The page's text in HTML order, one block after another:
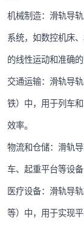
机械制造：滑轨导
系统，如数控机床
的线性运动和准确的
交通运输：滑轨导
铁）中，用于列车
效率。
物流和仓储：滑轨
车、起重平台等设
医疗设备：滑轨导
等）中，用于实现